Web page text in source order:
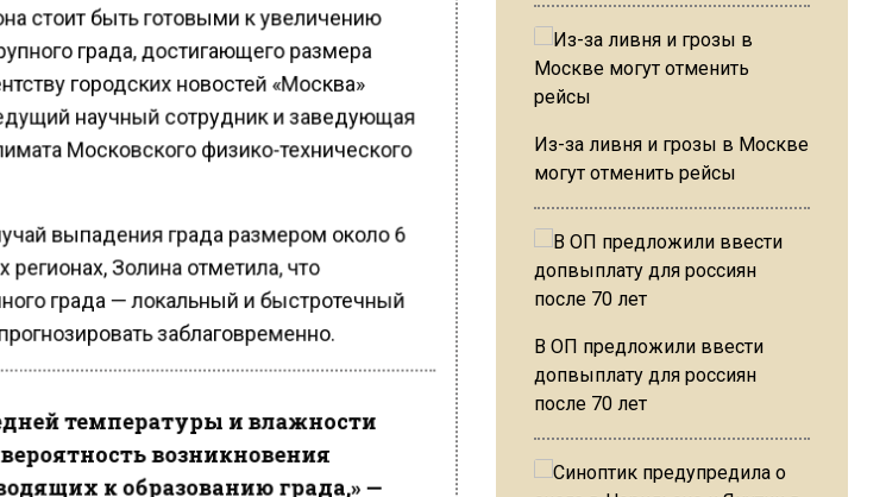
стоит быть готовыми к увеличению
града, достигающего размера
городских новостей «Москва»
научный сотрудник и заведующая
Московского физико-технического
выпадения града размером около 6
Золина отметила, что
града — локальный и быстротечный
заблаговременно.
температуры и влажности
возникновения
к образованию града,» —
Из-за ливня и грозы в Москве
могут отменить рейсы
В ОП предложили ввести
допвыплату для россиян
после 70 лет